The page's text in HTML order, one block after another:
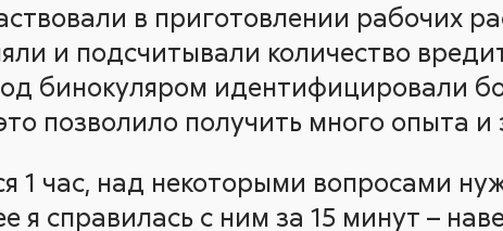
в приготовлении рабочих
и подсчитывали количество
бинокуляром идентифицировали
позволило получить много опыта и
1 час, над некоторыми вопросами
я справилась с ним за 15 минут –